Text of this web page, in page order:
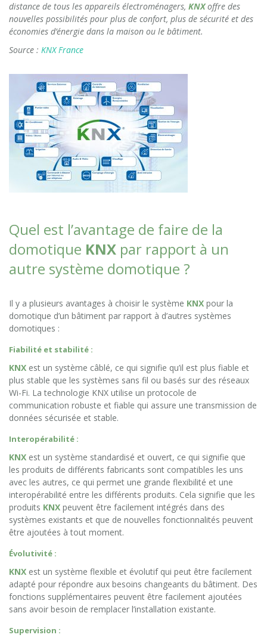
distance de tous les appareils électroménagers, KNXoffre des
nouvelles possibilités pour plus de confort, plus de sécurité et des
économies d’énergie dans la maison ou le bâtiment.
Source : KNX France
Quel est l’avantage de faire de la
domotique KNX par rapport à un
autre système domotique ?
Il y a plusieurs avantages à choisir le système KNX pour la
domotique d’un bâtiment par rapport à d’autres systèmes
domotiques :
Fiabilité et stabilité :
KNX est un système câblé, ce qui signifie qu’il est plus fiable et
plus stable que les systèmes sans fil ou basés sur des réseaux
Wi-Fi. La technologie KNX utilise un protocole de
communication robuste et fiable qui assure une transmission de
données sécurisée et stable.
Interopérabilité :
KNX est un système standardisé et ouvert, ce qui signifie que
les produits de différents fabricants sont compatibles les uns
avec les autres, ce qui permet une grande flexibilité et une
interopérabilité entre les différents produits. Cela signifie que les
produits KNX peuvent être facilement intégrés dans des
systèmes existants et que de nouvelles fonctionnalités peuvent
être ajoutées à tout moment.
Évolutivité :
KNX est un système flexible et évolutif qui peut être facilement
adapté pour répondre aux besoins changeants du bâtiment. Des
fonctions supplémentaires peuvent être facilement ajoutées
sans avoir besoin de remplacer l’installation existante.
Supervision :